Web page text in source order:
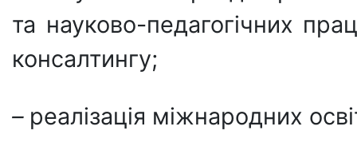
та науково-педагогічних
консалтингу;
– реалізація міжнародних